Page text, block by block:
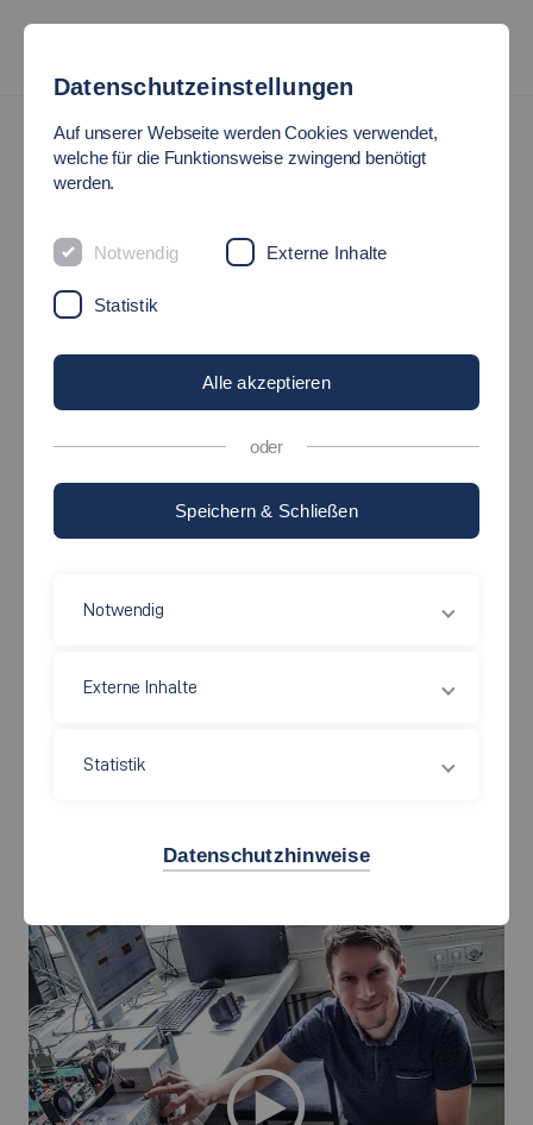
INDUKTIVES LADEN IM
LABOR FÜR
ELEKTROTECHNIK
24.06.2020Hochschule - HochschuleInside - Studium -
Datenschutzeinstellungen
Auf unserer Webseite werden Cookies verwendet,
welche für die Funktionsweise zwingend benötigt
werden.
Notwendig Externe Inhalte
Statistik
Alle akzeptieren
oder
Speichern & Schließen
Notwendig
Externe Inhalte
Statistik
Datenschutzhinweise